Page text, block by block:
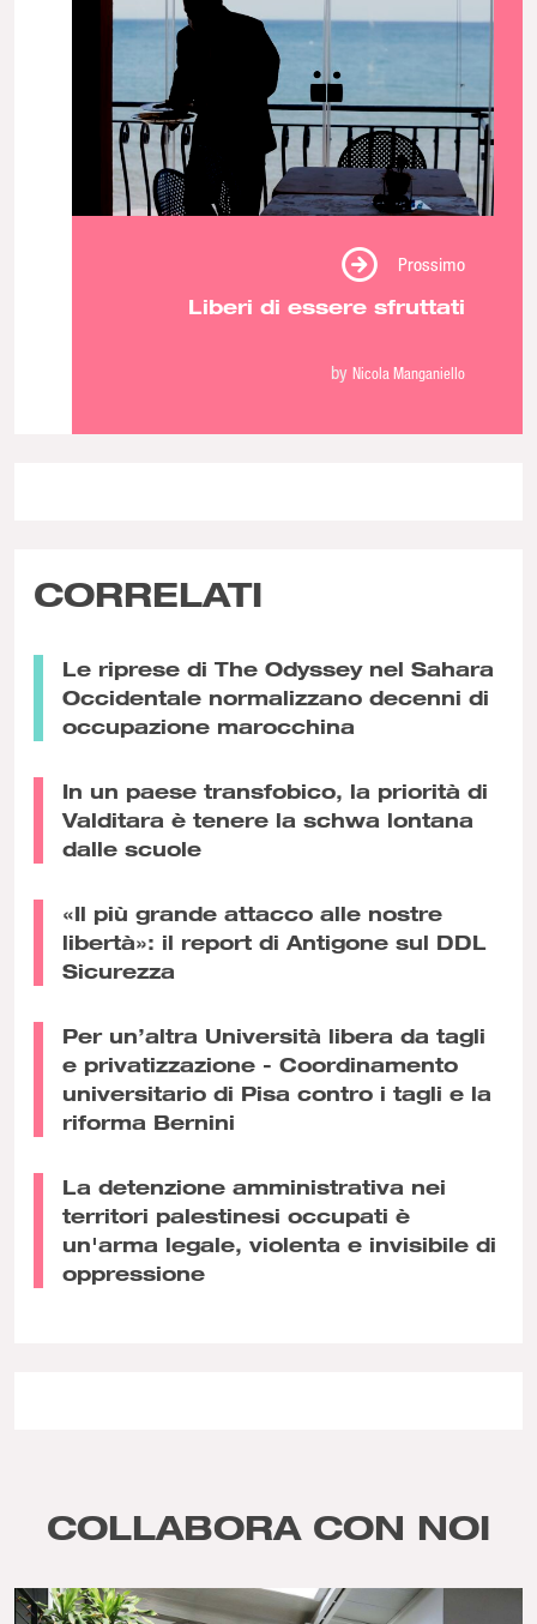
Prossimo
Liberi di essere sfruttati
by Nicola Manganiello
CORRELATI
Le riprese di The Odyssey nel Sahara
Occidentale normalizzano decenni di
occupazione marocchina
In un paese transfobico, la priorità di
Valditara è tenere la schwa lontana
dalle scuole
«Il più grande attacco alle nostre
libertà»: il report di Antigone sul DDL
Sicurezza
Per un’altra Università libera da tagli
e privatizzazione - Coordinamento
universitario di Pisa contro i tagli e la
riforma Bernini
La detenzione amministrativa nei
territori palestinesi occupati è
un'arma legale, violenta e invisibile di
oppressione
COLLABORA CON NOI